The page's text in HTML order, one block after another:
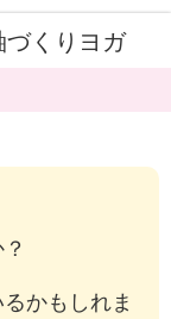
づくりヨガ
かもしれま